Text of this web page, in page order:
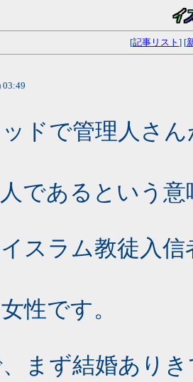
[記事リスト ] [
03:49
ドで管理人さ
であるという
スラム教徒入
性です。
まず結婚あり